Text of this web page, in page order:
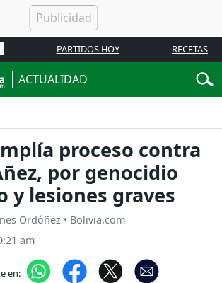
PARTIDOS HOY RECETAS
ACTUALIDAD
proceso contra
por genocidio
y lesiones graves
Ordóñez • Bolivia.com
am
en: